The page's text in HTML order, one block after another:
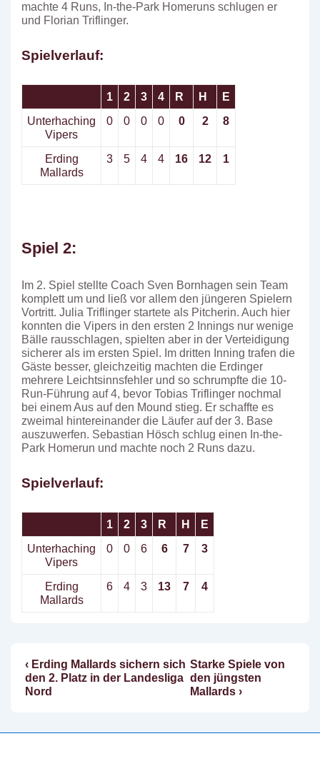
machte 4 Runs, In-the-Park Homeruns schlugen er
und Florian Triflinger.
Spielverlauf:
1 2 3 4 R H
E
Unterhaching
Vipers
0 0 0 0 0 2 8
Erding
Mallards
3 5 4 4 16 12 1
Spiel 2:
Im 2. Spiel stellte Coach Sven Bornhagen sein Team
komplett um und ließ vor allem den jüngeren Spielern
Vortritt. Julia Triflinger startete als Pitcherin. Auch hier
konnten die Vipers in den ersten 2 Innings nur wenige
Bälle rausschlagen, spielten aber in der Verteidigung
sicherer als im ersten Spiel. Im dritten Inning trafen die
Gäste besser, gleichzeitig machten die Erdinger
mehrere Leichtsinnsfehler und so schrumpfte die 10-
Run-Führung auf 4, bevor Tobias Triflinger nochmal
bei einem Aus auf den Mound stieg. Er schaffte es
zweimal hintereinander die Läufer auf der 3. Base
auszuwerfen. Sebastian Hösch schlug einen In-the-
Park Homerun und machte noch 2 Runs dazu.
Spielverlauf:
1 2 3 R H
E
Unterhaching
Vipers
0 0 6 6 7 3
Erding
Mallards
6 4 3 13 7 4
Beitragsnavigation
Vorheriger
Beitrag
ist
‹ Erding Mallards sichern sich
den 2. Platz in der Landesliga
Nord
Nächster
Beitrag
ist
Starke Spiele von
den jüngsten
Mallards ›